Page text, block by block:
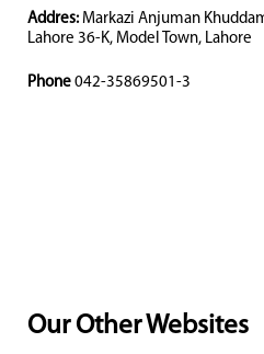
Addres: Markazi Anjuman
Lahore 36-K, Model Town, Lahore
Phone 042-35869501-3
Our Other Websites